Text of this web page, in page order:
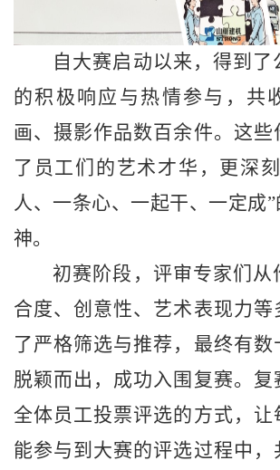
自大赛启动以来，得到了
的积极响应与热情参与，共
画、摄影作品数百余件。这些
了员工们的艺术才华，更深
人、一条心、一起干、一定成
神。
初赛阶段，评审专家们从
合度、创意性、艺术表现力等
了严格筛选与推荐，最终有数
脱颖而出，成功入围复赛。复
全体员工投票评选的方式，让
能参与到大赛的评选过程中，